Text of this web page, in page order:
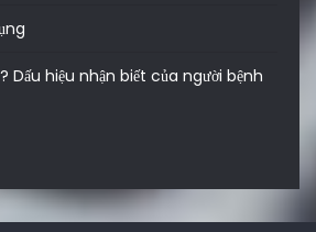
Dấu hiệu nhận biết của người bệnh